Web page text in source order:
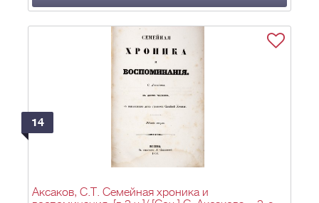
14
Аксаков, С.Т. Семейная хроника и